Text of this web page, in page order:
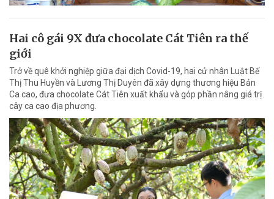
Hai cô gái 9X đưa chocolate Cát Tiên ra thế
giới
Trở về quê khởi nghiệp giữa đại dịch Covid-19, hai cử nhân Luật Bế
Thị Thu Huyền và Lương Thị Duyên đã xây dựng thương hiệu Bản
Ca cao, đưa chocolate Cát Tiên xuất khẩu và góp phần nâng giá trị
cây ca cao địa phương.